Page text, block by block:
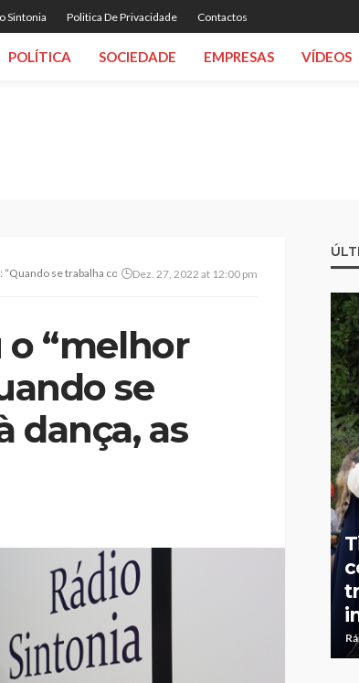
Sintonia Politica De Privacidade Contactos
POLÍTICA SOCIEDADE EMPRESAS VÍDEOS
se trabalha com amor à dança, as coisas acontecem”
Dez. 27, 2022 at 12:00 pm
o “melhor
se
dança, as
“Reconheci que esta
mulher talvez tenha sido
uma das primeiras
feministas”
Rádio Sintonia 2 horas atrás